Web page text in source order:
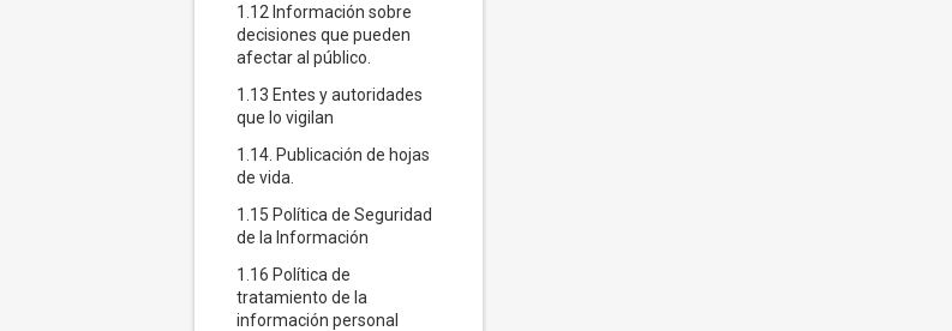
1.12 Información sobre
decisiones que pueden
afectar al público.
1.13 Entes y autoridades
que lo vigilan
1.14. Publicación de hojas
de vida.
1.15 Política de Seguridad
de la Información
1.16 Política de
tratamiento de la
información personal